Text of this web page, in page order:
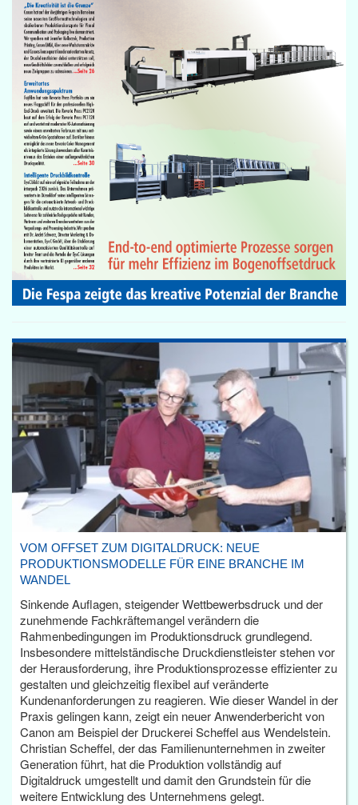
VOM OFFSET ZUM DIGITALDRUCK: NEUE
PRODUKTIONSMODELLE FÜR EINE BRANCHE IM
WANDEL
Sinkende Auflagen, steigender Wettbewerbsdruck und der
zunehmende Fachkräftemangel verändern die
Rahmenbedingungen im Produktionsdruck grundlegend.
Insbesondere mittelständische Druckdienstleister stehen vor
der Herausforderung, ihre Produktionsprozesse effizienter zu
gestalten und gleichzeitig flexibel auf veränderte
Kundenanforderungen zu reagieren. Wie dieser Wandel in der
Praxis gelingen kann, zeigt ein neuer Anwenderbericht von
Canon am Beispiel der Druckerei Scheffel aus Wendelstein.
Christian Scheffel, der das Familienunternehmen in zweiter
Generation führt, hat die Produktion vollständig auf
Digitaldruck umgestellt und damit den Grundstein für die
weitere Entwicklung des Unternehmens gelegt.